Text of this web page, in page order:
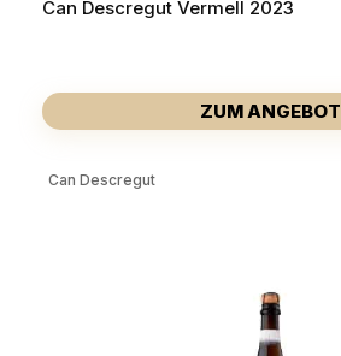
Can Descregut Vermell 2023
ZUM ANGEBOT
Can Descregut